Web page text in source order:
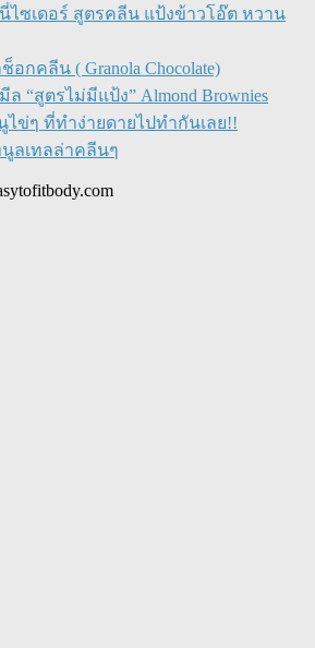
ไซเดอร์ สูตรคลีน แป้งข้าวโอ๊ต หวาน
กคลีน ( Granola Chocolate)
“สูตรไม่มีแป้ง” Almond Brownies
ไข่ๆ ที่ทำง่ายดายไปทำกันเลย!!
ลเทลล่าคลีนๆ